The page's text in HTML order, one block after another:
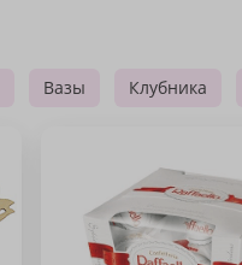
Вазы Клубника